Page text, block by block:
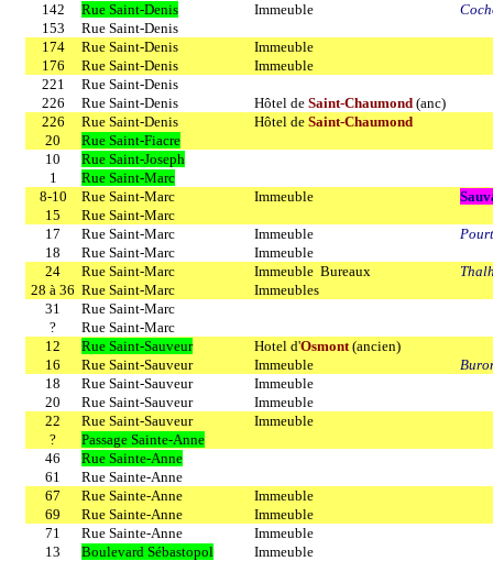
142
Rue Saint-Denis Immeuble
153
Rue Saint-Denis
174
Rue Saint-Denis
Immeuble
176
Rue Saint-Denis
Immeuble
221
Rue Saint-Denis
226
Rue Saint-Denis Hôtel de Saint-Chaumond (anc)
226
Rue Saint-Denis Hôtel de Saint-Chaumond
20
Rue Saint-Fiacre
10
Rue Saint-Joseph
1
Rue Saint-Marc
8-10
Rue Saint-Marc Immeuble
15
Rue Saint-Marc
17
Rue Saint-Marc Immeuble
18
Rue Saint-Marc
Immeuble
24
Rue Saint-Marc Immeuble Bureaux
28 à 36 Rue Saint-Marc
Immeubles
31
Rue Saint-Marc
?
Rue Saint-Marc
12
Rue Saint-Sauveur Hotel d'Osmont(ancien)
16
Rue Saint-Sauveur Immeuble
18
Rue Saint-Sauveur
Immeuble
20
Rue Saint-Sauveur
Immeuble
22
Rue Saint-Sauveur
Immeuble
?
Passage Sainte-Anne
46
Rue Sainte-Anne
61
Rue Sainte-Anne
67
Rue Sainte-Anne
Immeuble
69
Rue Sainte-Anne
Immeuble
71
Rue Sainte-Anne
Immeuble
13
Boulevard Sébastopol
Immeuble